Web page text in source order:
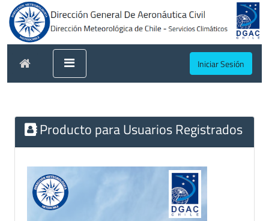
Iniciar Sesión
Producto para Usuarios Registrados